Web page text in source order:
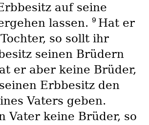
auf seine
lassen. 9 Hat er
so sollt ihr
seinen Brüdern
er aber keine Brüder,
Erbbesitz den
Vaters geben.
Vater keine Brüder, so